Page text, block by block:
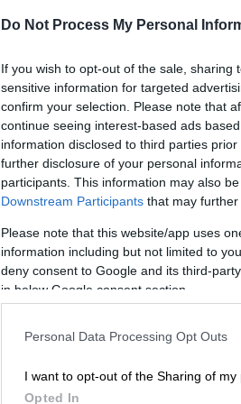
Do Not Process My Personal
If you wish to opt-out of the sale,
sensitive information for targeted
confirm your selection. Please note that
continue seeing interest-based ads
information disclosed to third parties
further disclosure of your personal
participants. This information may also
Downstream Participants that may further
Please note that this website/app uses
information including but not limited to
deny consent to Google and its third-
in below Google consent section.
Personal Data Processing Opt Outs
I want to opt-out of the Sharing of my
Opted In
Τι δήλωσαν οι
έξοδα
Κόσμος|
Πρίγκιπας
στην
οδηγίες για
του Επσταϊν
Η εφημερίδα
επικαλείται
της υπόθεσης